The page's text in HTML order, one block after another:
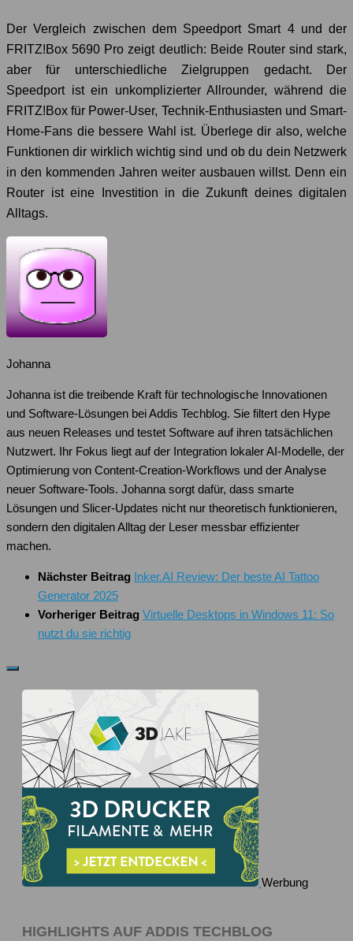
Der Vergleich zwischen dem Speedport Smart 4 und der
FRITZ!Box 5690 Pro zeigt deutlich: Beide Router sind stark,
aber für unterschiedliche Zielgruppen gedacht. Der
Speedport ist ein unkomplizierter Allrounder, während die
FRITZ!Box für Power-User, Technik-Enthusiasten und Smart-
Home-Fans die bessere Wahl ist. Überlege dir also, welche
Funktionen dir wirklich wichtig sind und ob du dein Netzwerk
in den kommenden Jahren weiter ausbauen willst. Denn ein
Router ist eine Investition in die Zukunft deines digitalen
Alltags.
Johanna
Johanna ist die treibende Kraft für technologische Innovationen
und Software-Lösungen bei Addis Techblog. Sie filtert den Hype
aus neuen Releases und testet Software auf ihren tatsächlichen
Nutzwert. Ihr Fokus liegt auf der Integration lokaler AI-Modelle, der
Optimierung von Content-Creation-Workflows und der Analyse
neuer Software-Tools. Johanna sorgt dafür, dass smarte
Lösungen und Slicer-Updates nicht nur theoretisch funktionieren,
sondern den digitalen Alltag der Leser messbar effizienter
machen.
Nächster Beitrag Inker.AI Review: Der beste AI Tattoo
Generator 2025
Vorheriger Beitrag Virtuelle Desktops in Windows 11: So
nutzt du sie richtig
Werbung
HIGHLIGHTS AUF ADDIS TECHBLOG